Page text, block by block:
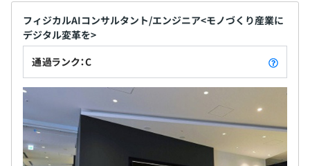
フィジカルAIコンサルタント/エンジニア<モノづくり産業に
デジタル変革を>
通過ランク：C